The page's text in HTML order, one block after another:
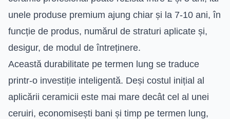
unele produse premium ajung chiar și la 7-10 ani, în
funcție de produs, numărul de straturi aplicate și,
desigur, de modul de întreținere.
Această durabilitate pe termen lung se traduce
printr-o investiție inteligentă. Deși costul inițial al
aplicării ceramicii este mai mare decât cel al unei
ceruiri, economisești bani și timp pe termen lung,